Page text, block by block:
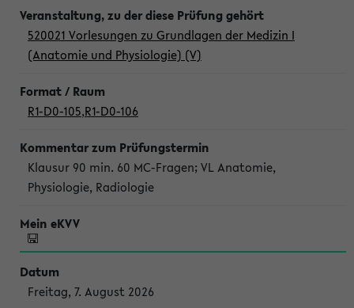
520021 Vorlesungen zu Grundlagen der Medizin I
(Anatomie und Physiologie) (V)
R1-D0-105,R1-D0-106
Klausur 90 min. 60 MC-Fragen; VL Anatomie,
Physiologie, Radiologie
Freitag, 7. August 2026